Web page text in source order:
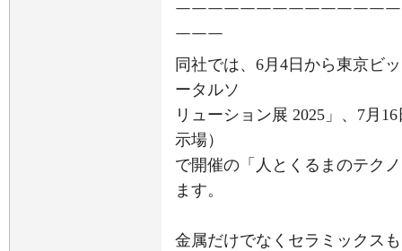
￣￣￣￣￣￣￣￣￣￣￣￣￣
￣￣￣
同社では、6月4日から東京ビ
ータルソ
リューション展 2025」、7月
示場）
で開催の「人とくるまのテク
ます。
金属だけでなくセラミックス